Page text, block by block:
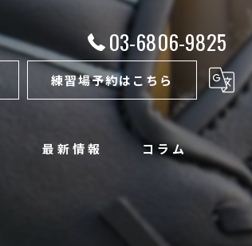
03-6806-9825
練習場予約はこちら
最新情報 コラム